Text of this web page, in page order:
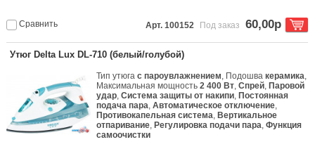
Сравнить Арт. 100152 Под заказ 60,00р
Утюг Delta Lux DL-710 (белый/голубой)
Тип утюгас пароувлажнением, Подошвакерамика,
Максимальная мощность2 400 Вт,Спрей, Паровой
удар,Система защиты от накипи, Постоянная
подача пара,Автоматическое отключение,
Противокапельная система, Вертикальное
отпаривание, Регулировка подачи пара,Функция
самоочистки